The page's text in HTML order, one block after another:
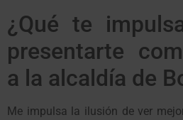
¿Qué te
presentarte
a la alcaldía de
Me impulsa la ilusión de ver